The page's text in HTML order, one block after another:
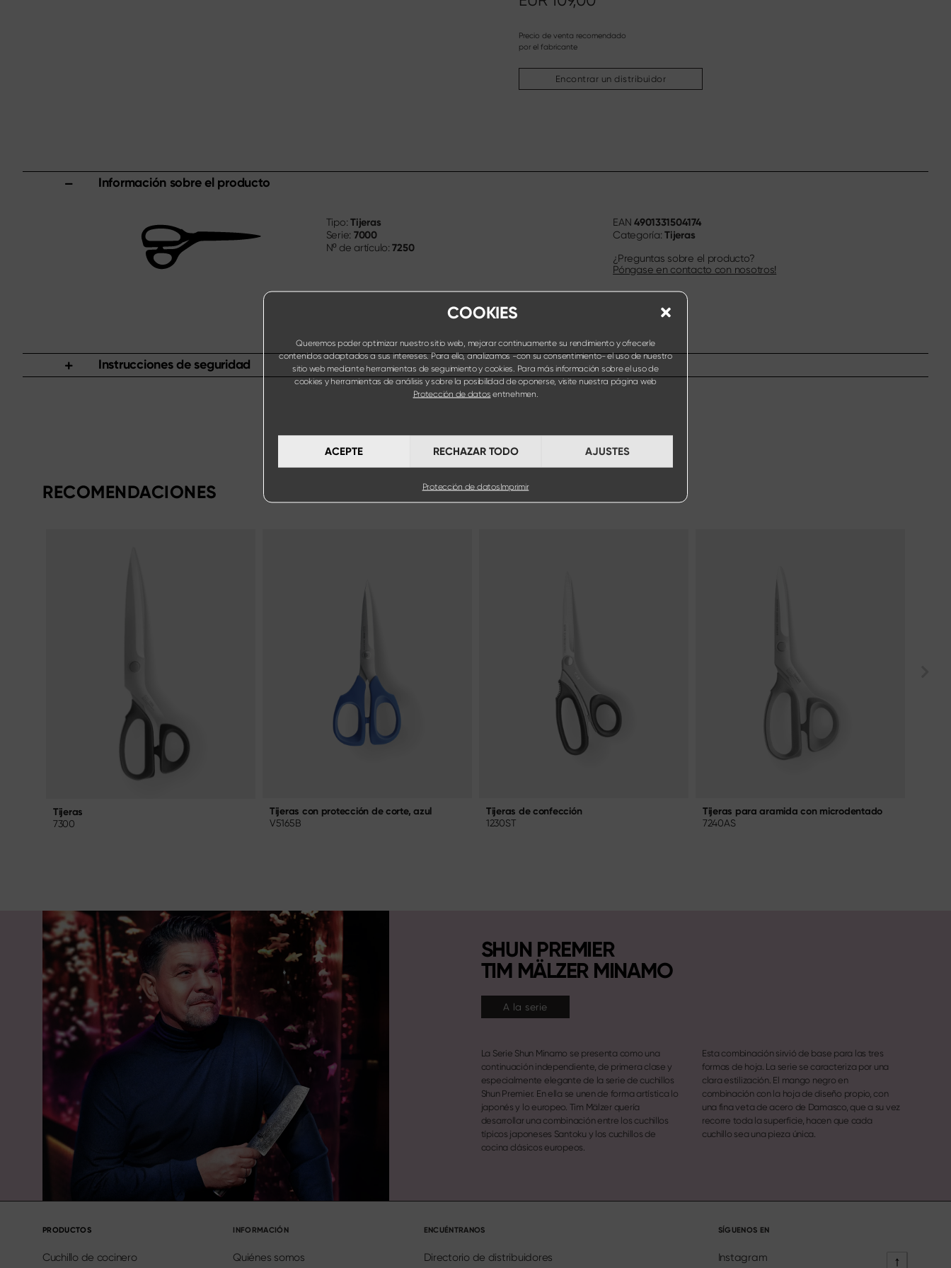
COOKIES
Queremos poder optimizar nuestro sitio web, mejorar continuamente su rendimiento y ofrecerle
contenidos adaptados a sus intereses. Para ello, analizamos -con su consentimiento- el uso de nuestro
sitio web mediante herramientas de seguimiento y cookies. Para más información sobre el uso de
cookies y herramientas de análisis y sobre la posibilidad de oponerse, visite nuestra página web
Protección de datos entnehmen.
ACEPTE RECHAZAR TODO AJUSTES
Protección de datosImprimir
Precio de venta recomendado
por el fabricante
Encontrar un distribuidor
Información sobre el producto
Tipo:Tijeras
Serie: 7000
Nº de artículo:7250
EAN4901331504174
Categoría:Tijeras
¿Preguntas sobre el producto?
Póngase en contacto con nosotros!
Instrucciones de seguridad
RECOMENDACIONES
Tijeras
7300
Tijeras con protección de corte, azul
V5165B
Tijeras de confección
1230ST
Tijeras para aramida con microdentado
7240AS
SHUN PREMIER
TIM MÄLZER MINAMO
A la serie
La Serie Shun Minamo se presenta como una
continuación independiente, de primera clase y
especialmente elegante de la serie de cuchillos
Shun Premier. En ella se unen de forma artística lo
japonés y lo europeo. Tim Mälzer quería
desarrollar una combinación entre los cuchillos
típicos japoneses Santoku y los cuchillos de
cocina clásicos europeos.
Esta combinación sirvió de base para las tres
formas de hoja. La serie se caracteriza por una
clara estilización. El mango negro en
combinación con la hoja de diseño propio, con
una fina veta de acero de Damasco, que a su vez
recorre toda la superficie, hacen que cada
cuchillo sea una pieza única.
PRODUCTOS
Cuchillo de cocinero
INFORMACIÓN
Quiénes somos
ENCUÉNTRANOS
Directorio de distribuidores
SÍGUENOS EN
Instagram